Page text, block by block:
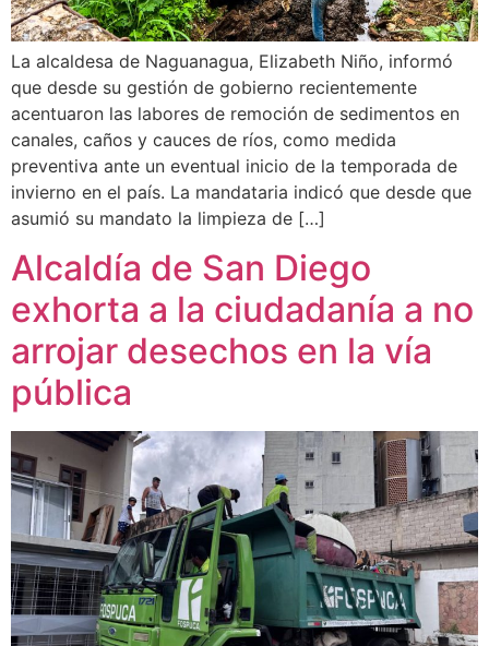
La alcaldesa de Naguanagua, Elizabeth Niño, informó
que desde su gestión de gobierno recientemente
acentuaron las labores de remoción de sedimentos en
canales, caños y cauces de ríos, como medida
preventiva ante un eventual inicio de la temporada de
invierno en el país. La mandataria indicó que desde que
asumió su mandato la limpieza de […]
Alcaldía de San Diego
exhorta a la ciudadanía a no
arrojar desechos en la vía
pública